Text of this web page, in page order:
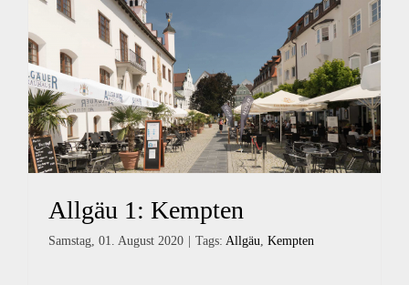
Allgäu 1: Kempten
Samstag, 01. August 2020 Tags: Allgäu Kempten